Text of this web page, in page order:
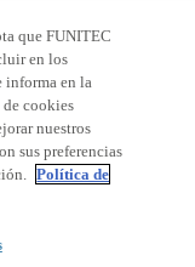
que FUNITEC
en los
informa en la
cookies
nuestros
sus preferencias
Política de